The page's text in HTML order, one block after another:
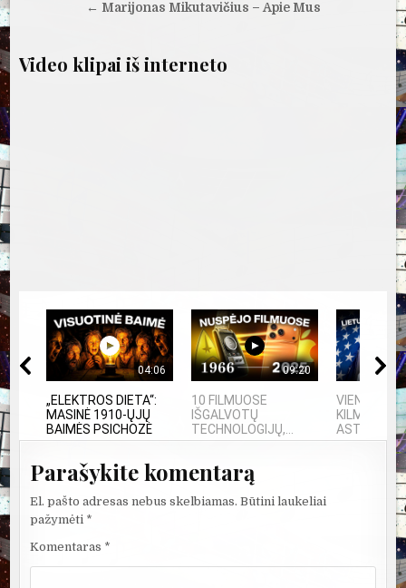
← Marijonas Mikutavičius – Apie Mus
Video klipai iš interneto
04:06
„ELEKTROS DIETA“:
MASINĖ 1910-ŲJŲ
BAIMĖS PSICHOZĖ
09:20
10 FILMUOSE
IŠGALVOTŲ
TECHNOLOGIJŲ,...
KILMĖS
Parašykite komentarą
El. pašto adresas nebus skelbiamas. Būtini laukeliai
pažymėti *
Komentaras *